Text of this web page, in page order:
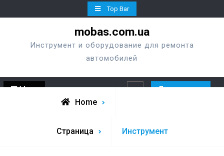
to
Top Bar
mobas.com.ua
Инструмент и оборудование для ремонта
автомобилей
Menu Перезвонить
Home
Страница Инструмент